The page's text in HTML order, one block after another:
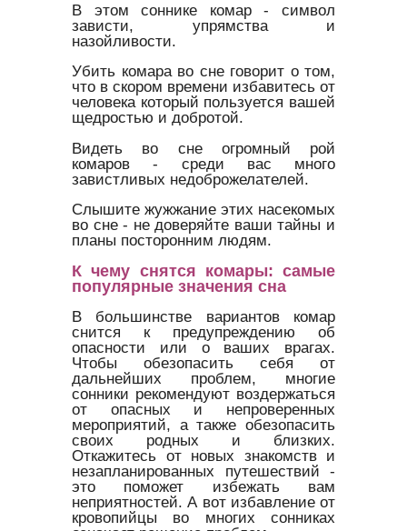
В этом соннике комар - символ
зависти, упрямства и
назойливости.
Убить комара во сне говорит о том,
что в скором времени избавитесь от
человека который пользуется вашей
щедростью и добротой.
Видеть во сне огромный рой
комаров - среди вас много
завистливых недоброжелателей.
Слышите жужжание этих насекомых
во сне - не доверяйте ваши тайны и
планы посторонним людям.
К чему снятся комары: самые
популярные значения сна
В большинстве вариантов комар
снится к предупреждению об
опасности или о ваших врагах.
Чтобы обезопасить себя от
дальнейших проблем, многие
сонники рекомендуют воздержаться
от опасных и непроверенных
мероприятий, а также обезопасить
своих родных и близких.
Откажитесь от новых знакомств и
незапланированных путешествий -
это поможет избежать вам
неприятностей. А вот избавление от
кровопийцы во многих сонниках